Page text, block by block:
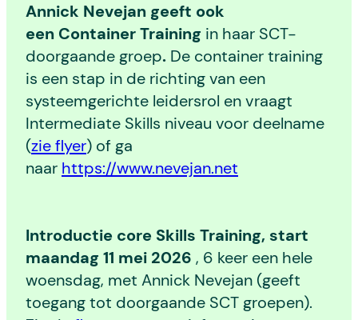
Annick Nevejan geeft ook
een Container Training in haar SCT-
doorgaande groep. De container training
is een stap in de richting van een
systeemgerichte leidersrol en vraagt
Intermediate Skills niveau voor deelname
(zie flyer) of ga
naar https://www.nevejan.net
Introductie core Skills Training, start
maandag 11 mei 2026 , 6 keer een hele
woensdag, met Annick Nevejan (geeft
toegang tot doorgaande SCT groepen).